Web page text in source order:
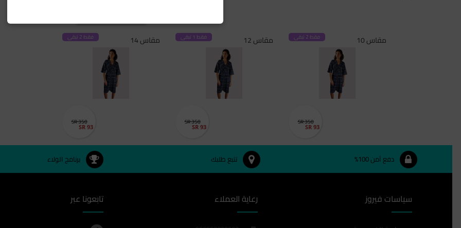
مقاس 10
فقط 2 تبقى
SR 350
SR 93
مقاس 12 فقط 1 تبقى
SR 350
SR 93
مقاس 14 فقط 2 تبقى
SR 350
SR 93
دفع آمن 100% تتبع طلبك برنامج الولاء
سياسات فيروز رعاية العملاء تابعونا عبر